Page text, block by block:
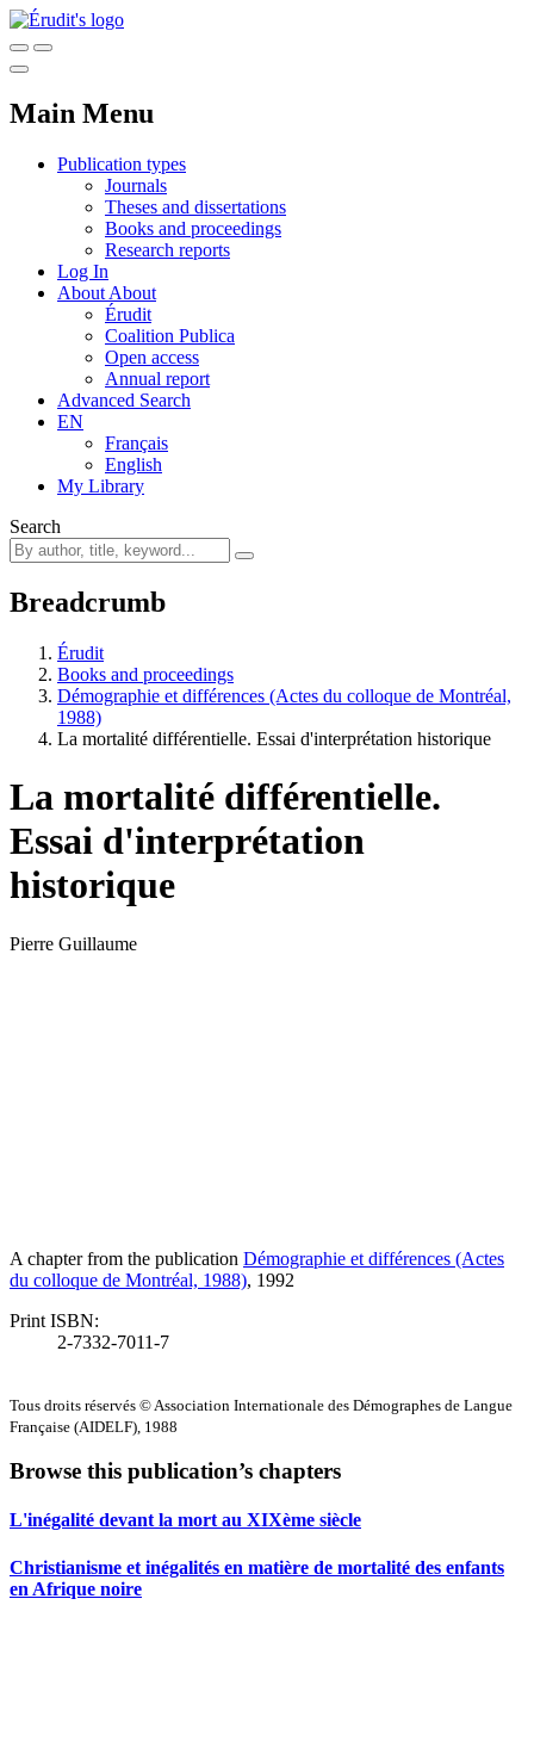
Main Menu
Publication types
Journals
Theses and dissertations
Books and proceedings
Research reports
Log In
About About
Érudit
Coalition Publica
Open access
Annual report
Advanced Search
EN
Français
English
My Library
Search
Breadcrumb
Érudit
Books and proceedings
Démographie et différences (Actes du colloque de Montréal,
1988)
La mortalité différentielle. Essai d'interprétation historique
La mortalité différentielle.
Essai d'interprétation
historique
Pierre Guillaume
A chapter from the publication Démographie et différences (Actes
du colloque de Montréal, 1988), 1992
Print ISBN:
2-7332-7011-7
Tous droits réservés © Association Internationale des Démographes de Langue
Française (AIDELF), 1988
Browse this publication’s chapters
L'inégalité devant la mort au XIXème siècle
Christianisme et inégalités en matière de mortalité des enfants
en Afrique noire